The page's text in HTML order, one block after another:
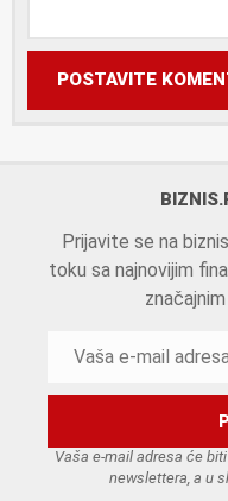
POSTAVITE
Prijavite se na
toku sa najnovijim
Vaša e-mail adresa će
newslettera, a u